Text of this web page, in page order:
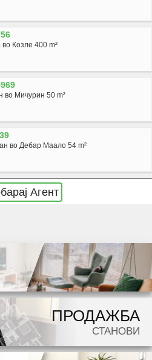
Козле 400 m²
во Мичурин 50 m²
во Дебар Маало 54 m²
Агент
ova e vistinskoto mesto da ja zapocnete vasata
ПРОДАЖБА
СТАНОВИ